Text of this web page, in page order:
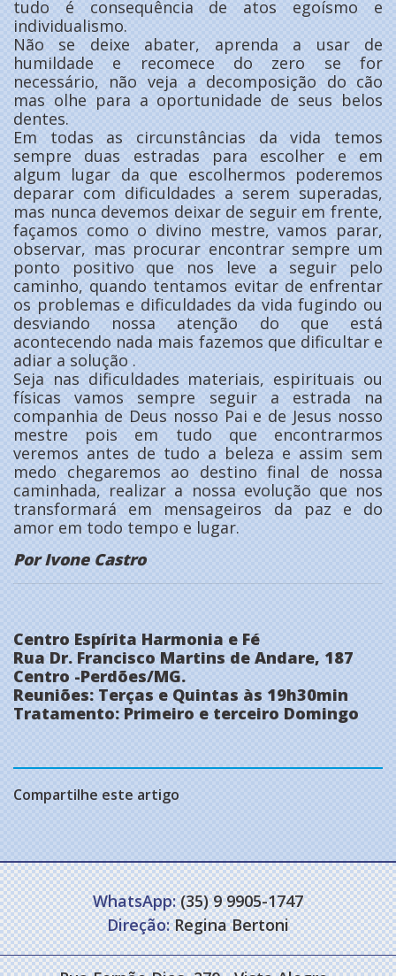
tudo é consequência de atos egoísmo e
individualismo.
Não se deixe abater, aprenda a usar de
humildade e recomece do zero se for
necessário, não veja a decomposição do cão
mas olhe para a oportunidade de seus belos
dentes.
Em todas as circunstâncias da vida temos
sempre duas estradas para escolher e em
algum lugar da que escolhermos poderemos
deparar com dificuldades a serem superadas,
mas nunca devemos deixar de seguir em frente,
façamos como o divino mestre, vamos parar,
observar, mas procurar encontrar sempre um
ponto positivo que nos leve a seguir pelo
caminho, quando tentamos evitar de enfrentar
os problemas e dificuldades da vida fugindo ou
desviando nossa atenção do que está
acontecendo nada mais fazemos que dificultar e
adiar a solução .
Seja nas dificuldades materiais, espirituais ou
físicas vamos sempre seguir a estrada na
companhia de Deus nosso Pai e de Jesus nosso
mestre pois em tudo que encontrarmos
veremos antes de tudo a beleza e assim sem
medo chegaremos ao destino final de nossa
caminhada, realizar a nossa evolução que nos
transformará em mensageiros da paz e do
amor em todo tempo e lugar.
Por Ivone Castro
Centro Espírita Harmonia e Fé
Rua Dr. Francisco Martins de Andare, 187
Centro -Perdões/MG.
Reuniões: Terças e Quintas às 19h30min
Tratamento: Primeiro e terceiro Domingo
Compartilhe este artigo
WhatsApp:(35) 9 9905-1747
Direção:Regina Bertoni